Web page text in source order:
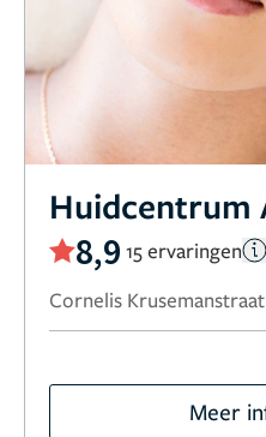
Huidcentrum
8,9 15 ervaringen
Cornelis
Meer